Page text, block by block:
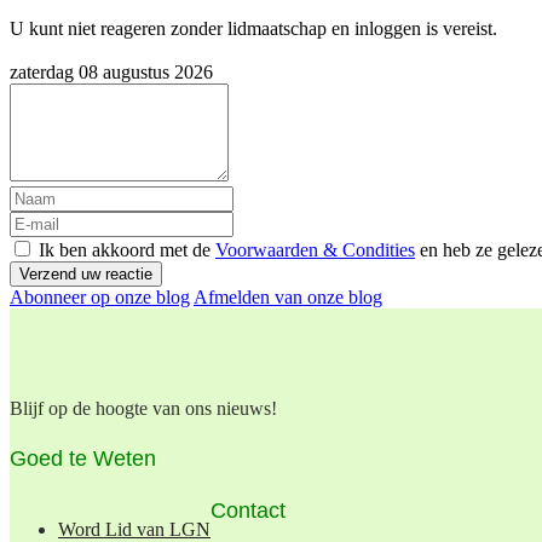
U kunt niet reageren zonder lidmaatschap en inloggen is vereist.
zaterdag 08 augustus 2026
Ik ben akkoord met de Voorwaarden & Condities en heb ze
Verzend uw reactie
Abonneer op onze blog Afmelden van onze blog
Blijf op de hoogte van ons nieuws!
Goed te Weten
Word Lid van LGN
Contact